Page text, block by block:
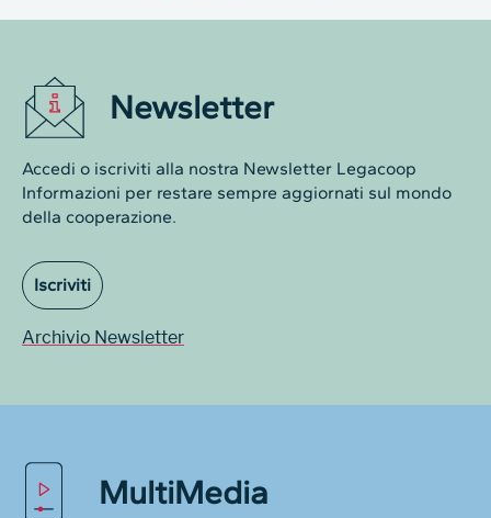
Newsletter
Accedi o iscriviti alla nostra Newsletter Legacoop
Informazioni per restare sempre aggiornati sul mondo
della cooperazione.
Iscriviti
Archivio Newsletter
MultiMedia